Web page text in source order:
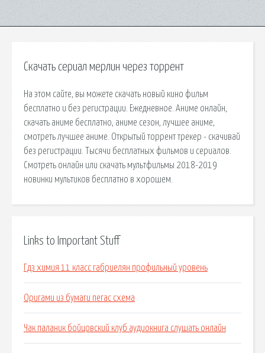
Скачать сериал мерлин через торрент
На этом сайте, вы можете скачать новый кино фильм
бесплатно и без регистрации. Ежедневное. Аниме онлайн,
скачать аниме бесплатно, аниме сезон, лучшее аниме,
смотреть лучшее аниме. Открытый торрент трекер - скачивай
без регистрации. Тысячи бесплатных фильмов и сериалов.
Смотреть онлайн или скачать мультфильмы 2018-2019
новинки мультиков бесплатно в хорошем.
Links to Important Stuff
Гдз химия 11 класс габриелян профильный уровень
Оригами из бумаги пегас схема
Чак паланик бойцовский клуб аудиокнига слушать онлайн